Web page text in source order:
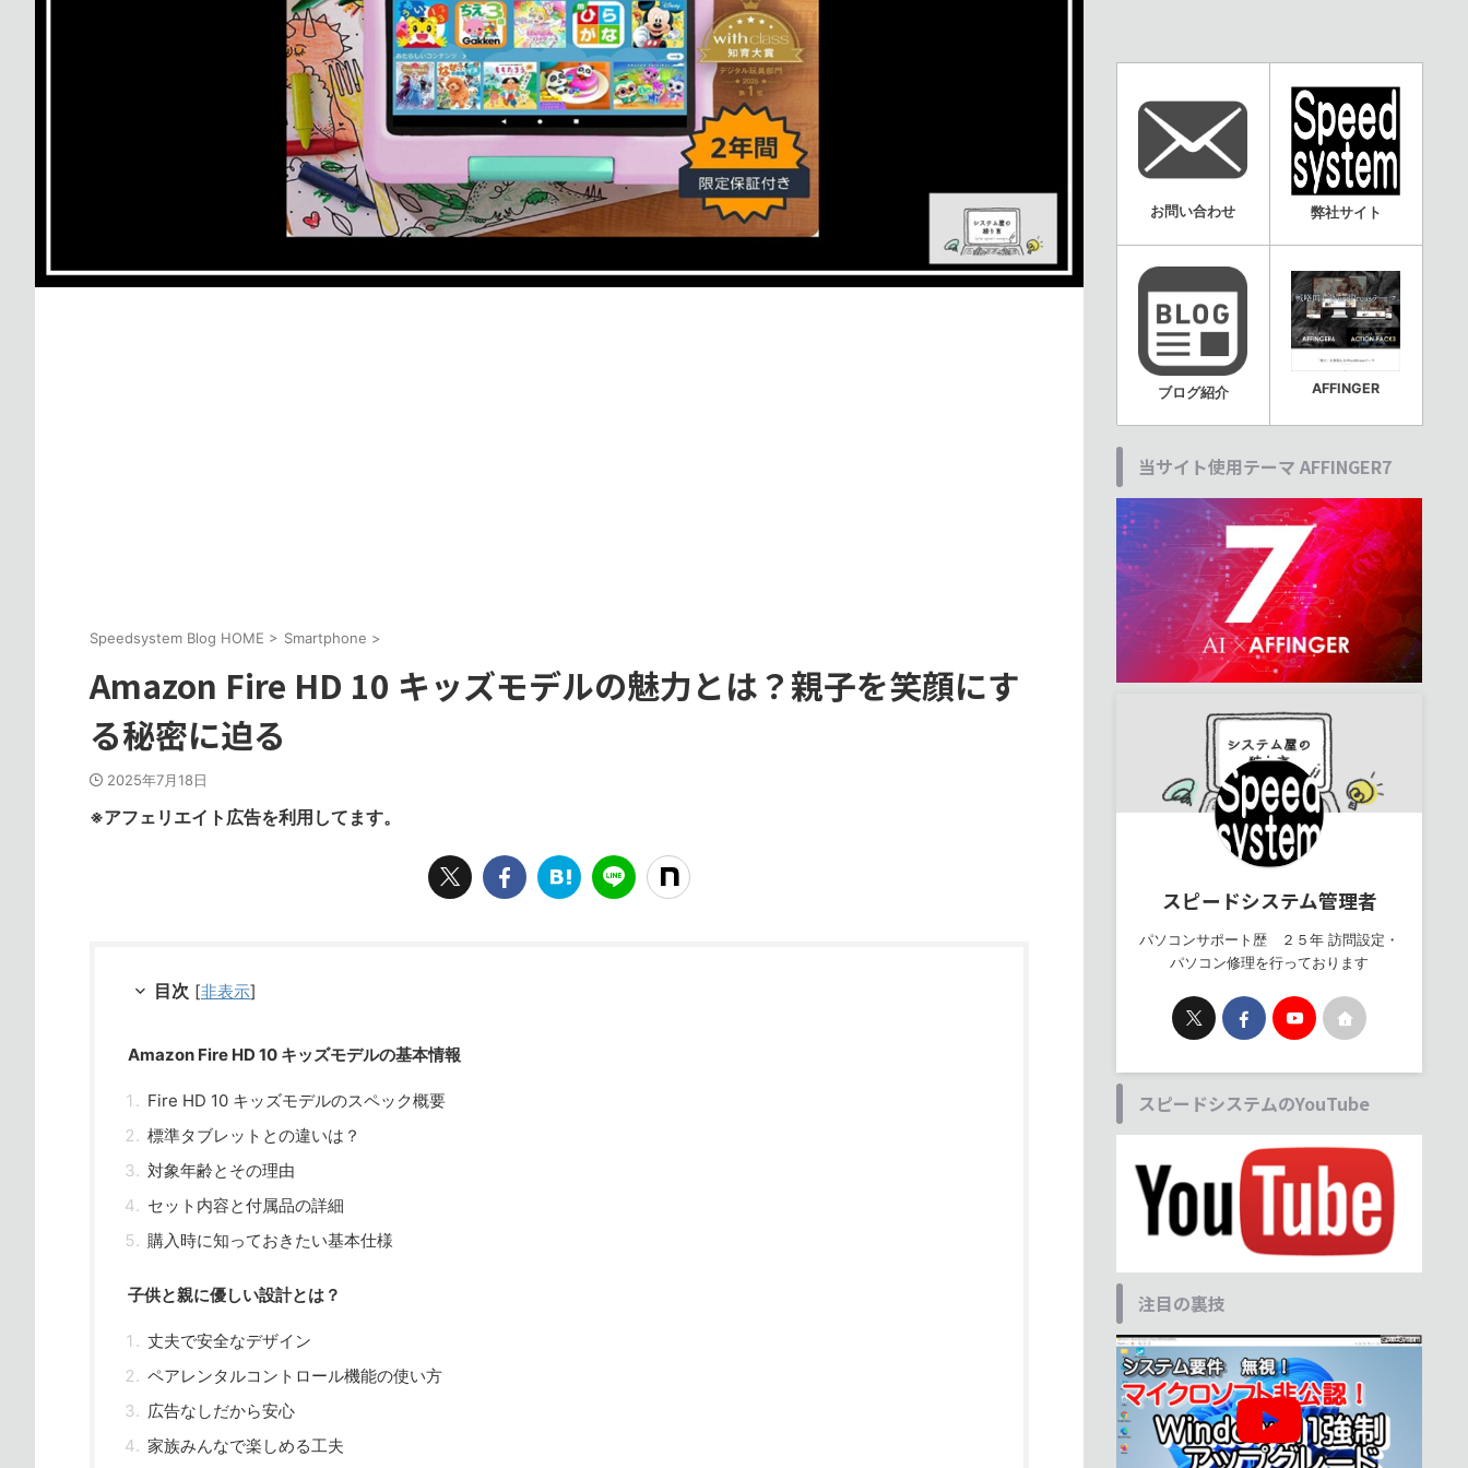
Speedsystem Blog HOME > Smartphone >
Amazon Fire HD 10 キッズモデルの魅力とは？親子を笑顔にす
る秘密に迫る
2025年7月18日
※アフェリエイト広告を利用してます。
目次 [非表示]
Amazon Fire HD 10 キッズモデルの基本情報
Fire HD 10 キッズモデルのスペック概要
標準タブレットとの違いは？
対象年齢とその理由
セット内容と付属品の詳細
購入時に知っておきたい基本仕様
子供と親に優しい設計とは？
丈夫で安全なデザイン
ペアレンタルコントロール機能の使い方
広告なしだから安心
家族みんなで楽しめる工夫
お問い合わせ 弊社サイト
ブログ紹介 AFFINGER
当サイト使用テーマ AFFINGER7
スピードシステム管理者
パソコンサポート歴 ２５年 訪問設定・
パソコン修理を行っております
スピードシステムのYouTube
注目の裏技